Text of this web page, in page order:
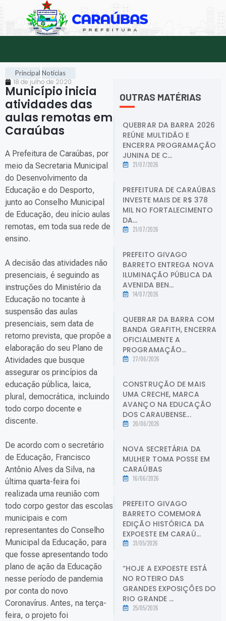
Principal Notícias
18 de julho de 2020
Município inicia
atividades das
aulas remotas em
Caraúbas
A Prefeitura de Caraúbas, por
meio da Secretaria Municipal
do Desenvolvimento da
Educação e do Desporto,
junto ao Conselho Municipal
de Educação, deu início aulas
remotas, em toda sua rede de
ensino.
A decisão das atividades não
presenciais, é seguindo as
instruções do Ministério da
Educação no tocante à
suspensão das aulas
presenciais, sem data de
retorno prevista, que propõe a
elaboração do seu Plano de
Atividades que busque
assegurar os princípios da
educação pública, laica,
plural, democrática, incluindo
todo corpo docente e
discente.
De acordo com o secretário
de Educação, Francisco
Antônio Alves da Silva, na
última quarta-feira foi
realizada uma reunião com
todo corpo gestor das escolas
municipais e com
representantes do Conselho
Municipal da Educação, para
que fosse apresentando todo
plano de ação da Educação
nesse período de pandemia
por conta do novo
Coronavírus. Antes, na terça-
feira, o projeto foi
OUTRAS MATÉRIAS
QUEBRAR DA BARRA 2026
REÚNE MULTIDÃO E
ENCERRA PROGRAMAÇÃO
JUNINA DE C...
21/07/2026
PREFEITURA DE CARAÚBAS
INVESTE MAIS DE R$ 378
MIL NO FORTALECIMENTO
DA...
21/07/2026
PREFEITO GIVAGO
BARRETO ENTREGA NOVA
ILUMINAÇÃO PÚBLICA DA
AVENIDA BEN...
14/07/2026
QUEBRAR DA BARRA COM
BANDA GRAFITH, ENCERRA
OFICIALMENTE A
PROGRAMAÇÃO...
27/06/2026
CONSTRUÇÃO DE MAIS
UMA CRECHE, MARCA
AVANÇO NA EDUCAÇÃO
DOS CARAUBENSE...
20/06/2026
NOVA SECRETÁRIA DA
MULHER TOMA POSSE EM
CARAÚBAS
16/06/2026
PREFEITO GIVAGO
BARRETO COMEMORA
EDIÇÃO HISTÓRICA DA
EXPOESTE EM CARAÚ...
31/05/2026
“HOJE A EXPOESTE ESTÁ
NO ROTEIRO DAS
GRANDES EXPOSIÇÕES DO
RIO GRANDE ...
25/05/2026